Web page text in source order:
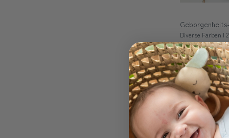
Diverse Farben |
CHF 34.90